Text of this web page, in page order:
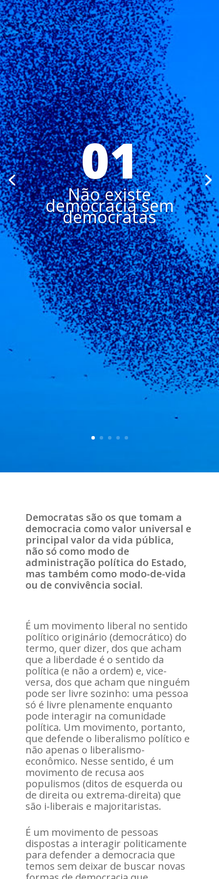
01
Não existe
democracia sem
democratas
Democratas são os que tomam a
democracia como valor universal e
principal valor da vida pública,
não só como modo de
administração política do Estado,
mas também como modo-de-vida
ou de convivência social.
É um movimento liberal no sentido
político originário (democrático) do
termo, quer dizer, dos que acham
que a liberdade é o sentido da
política (e não a ordem) e, vice-
versa, dos que acham que ninguém
pode ser livre sozinho: uma pessoa
só é livre plenamente enquanto
pode interagir na comunidade
política. Um movimento, portanto,
que defende o liberalismo político e
não apenas o liberalismo-
econômico. Nesse sentido, é um
movimento de recusa aos
populismos (ditos de esquerda ou
de direita ou extrema-direita) que
são i-liberais e majoritaristas.
É um movimento de pessoas
dispostas a interagir politicamente
para defender a democracia que
temos sem deixar de buscar novas